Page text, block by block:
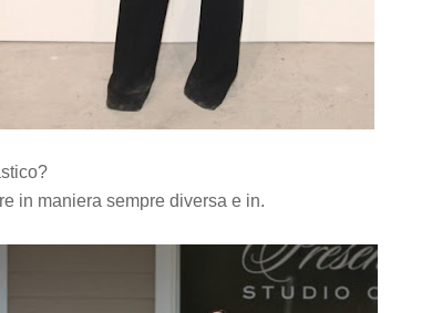
in maniera sempre diversa e in.